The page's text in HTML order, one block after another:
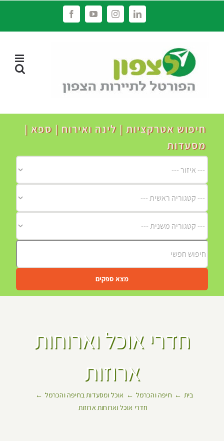
LinkedIn
Instagram
YouTube
Facebook
חיפוש אטרקציות | לינה ואירוח | ספא |
מסעדות
מצא ספקים
חדרי אוכל וארוחות
ארוזות
בית חיפה והכרמל
אוכל ומסעדות בחיפה והכרמל
חדרי אוכל וארוחות ארוזות